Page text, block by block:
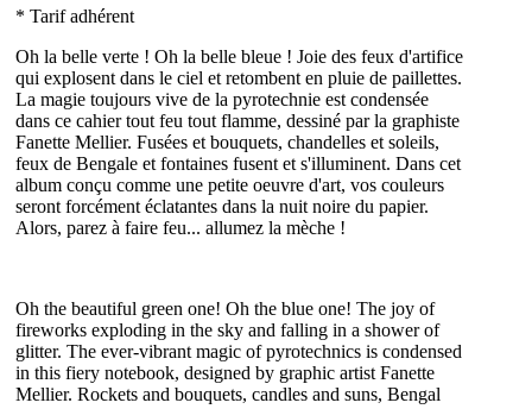
* Tarif adhérent
Oh la belle verte ! Oh la belle bleue ! Joie des feux d'artifice
qui explosent dans le ciel et retombent en pluie de paillettes.
La magie toujours vive de la pyrotechnie est condensée
dans ce cahier tout feu tout flamme, dessiné par la graphiste
Fanette Mellier. Fusées et bouquets, chandelles et soleils,
feux de Bengale et fontaines fusent et s'illuminent. Dans cet
album conçu comme une petite oeuvre d'art, vos couleurs
seront forcément éclatantes dans la nuit noire du papier.
Alors, parez à faire feu... allumez la mèche !
Oh the beautiful green one! Oh the blue one! The joy of
fireworks exploding in the sky and falling in a shower of
glitter. The ever-vibrant magic of pyrotechnics is condensed
in this fiery notebook, designed by graphic artist Fanette
Mellier. Rockets and bouquets, candles and suns, Bengal